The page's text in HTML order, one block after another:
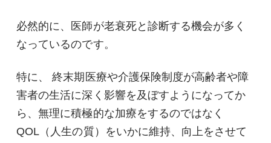
必然的に、医師が老衰死と診断する機会が多く
なっているのです。
特に、 終末期医療や介護保険制度が高齢者や障
害者の生活に深く影響を及ぼすようになってか
ら、無理に積極的な加療をするのではなく
QOL（人生の質）をいかに維持、向上をさせて